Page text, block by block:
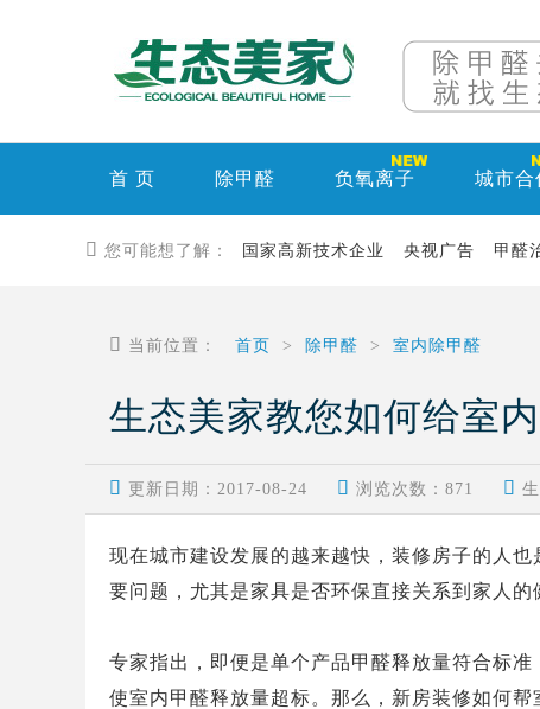
首 页 除甲醛 负氧离子 城市合
 您可能想了解： 国家高新技术企业 央视广告 甲醛
 当前位置： 首页 > 除甲醛 > 室内除甲醛
生态美家教您如何给室
 更新日期：2017-08-24  浏览次数： 871 
现在城市建设发展的越来越快，装修房子的人
要问题，尤其是家具是否环保直接关系到家人的
专家指出，即便是单个产品甲醛释放量符合标
使室内甲醛释放量超标。那么，新房装修如何